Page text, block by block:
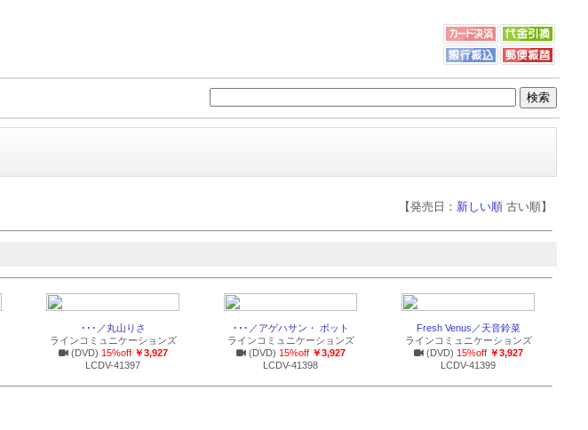
【発売日： 新しい順 古い順】
･･･／丸山りさ
ラインコミュニケーションズ
(DVD) 15%off ￥3,927
LCDV-41397
･･･／アゲハサン・ ボット
ラインコミュニケーションズ
(DVD) 15%off ￥3,927
LCDV-41398
Fresh Venus／天音鈴菜
ラインコミュニケーションズ
(DVD) 15%off ￥3,927
LCDV-41399